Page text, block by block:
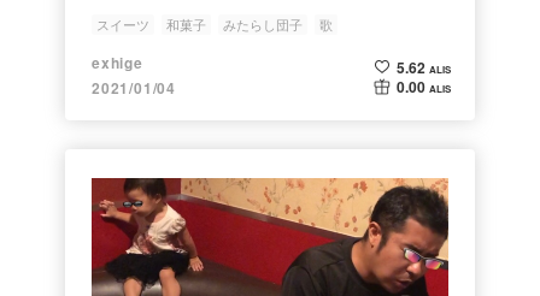
スイーツ 和菓子 みたらし団子 歌
exhige
2021/01/04
5.62 ALIS
0.00 ALIS